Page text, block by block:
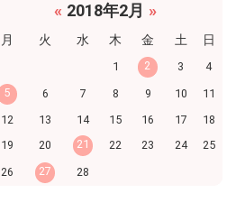
« 2018年2月 »
月 火 水 木 金 土 日
1 2 3
4
5
6 7 8 9 10
11
12
13 14 15 16 17
18
19
20 21 22 23 24
25
26
27 28